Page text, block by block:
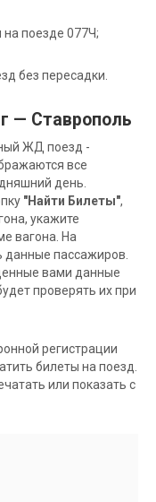
на поезде 077Ч;
без пересадки.
— Ставрополь
ЖД поезд -
все
день.
"Найти Билеты",
укажите
вагона. На
пассажиров.
вами данные
проверять их при
регистрации
билеты на поезд.
или показать с